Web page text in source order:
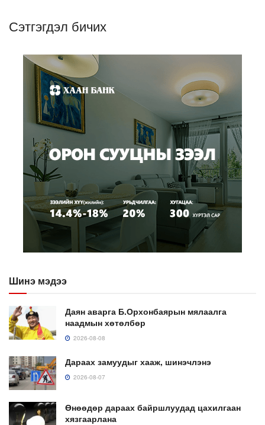
Сэтгэгдэл бичих
Шинэ мэдээ
Даян аварга Б.Орхонбаярын мялаалга
наадмын хөтөлбөр
2026-08-08
Дараах замуудыг хааж, шинэчлэнэ
2026-08-07
Өнөөдөр дараах байршлуудад цахилгаан
хязгаарлана